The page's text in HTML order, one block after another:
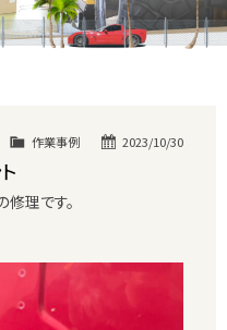
公式ブログ
2023/10/30
作業事例
理です。